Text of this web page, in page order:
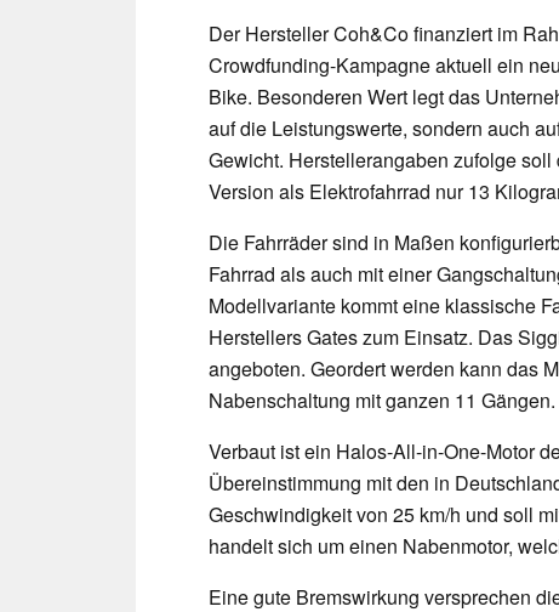
Der Hersteller Coh&Co finanziert im
Crowdfunding-Kampagne aktuell ein
Bike. Besonderen Wert legt das
auf die Leistungswerte, sondern auch
Gewicht. Herstellerangaben zufolge
Version als Elektrofahrrad nur 13
Die Fahrräder sind in Maßen
Fahrrad als auch mit einer
Modellvariante kommt eine klassische
Herstellers Gates zum Einsatz. Das
angeboten. Geordert werden kann das
Nabenschaltung mit ganzen 11 Gängen.
Verbaut ist ein Halos-All-in-One-Motor
Übereinstimmung mit den in
Geschwindigkeit von 25 km/h und soll
handelt sich um einen Nabenmotor,
Eine gute Bremswirkung versprechen